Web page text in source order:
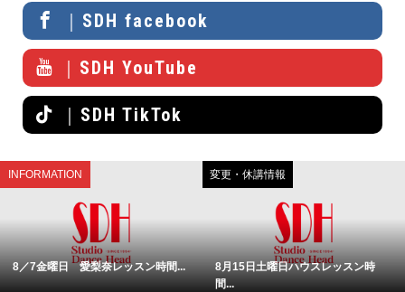
｜SDH facebook
｜SDH YouTube
｜SDH TikTok
INFORMATION
8／7金曜日 愛梨奈レッスン時間...
変更・休講情報
8月15日土曜日ハウスレッスン時
間...